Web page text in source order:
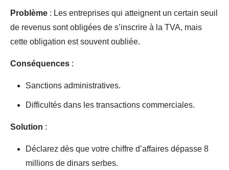
Problème : Les entreprises qui atteignent un certain seuil
de revenus sont obligées de s’inscrire à la TVA, mais
cette obligation est souvent oubliée.
Conséquences :
Sanctions administratives.
Difficultés dans les transactions commerciales.
Solution :
Déclarez dès que votre chiffre d’affaires dépasse 8
millions de dinars serbes.